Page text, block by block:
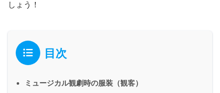
しょう！
目次
ミュージカル観劇時の服装（観客）